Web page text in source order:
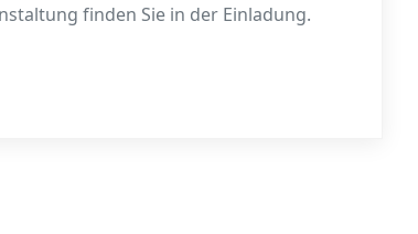
finden Sie in der Einladung.